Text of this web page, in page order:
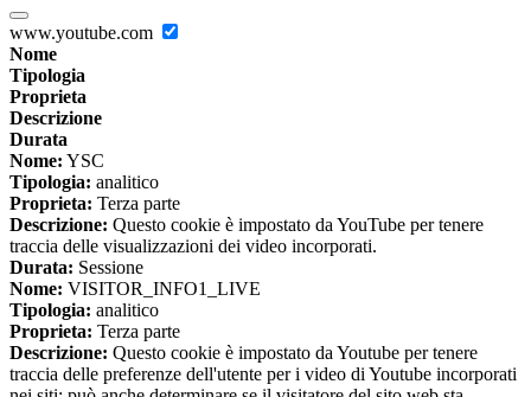
www.youtube.com
Nome
Tipologia
Proprieta
Descrizione
Durata
Nome: YSC
Tipologia: analitico
Proprieta: Terza parte
Descrizione: Questo cookie è impostato da YouTube per tenere
traccia delle visualizzazioni dei video incorporati.
Durata: Sessione
Nome: VISITOR_INFO1_LIVE
Tipologia: analitico
Proprieta: Terza parte
Descrizione: Questo cookie è impostato da Youtube per tenere
traccia delle preferenze dell'utente per i video di Youtube incorporati